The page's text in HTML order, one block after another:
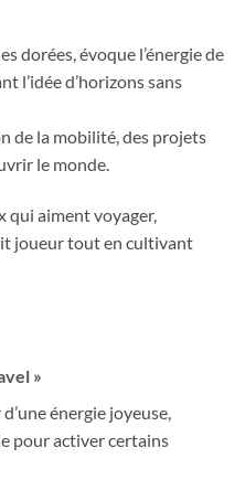
dorées, évoque l’énergie de
l’idée d’horizons sans
de la mobilité, des projets
le monde.
qui aiment voyager,
joueur tout en cultivant
»
énergie joyeuse,
pour activer certains